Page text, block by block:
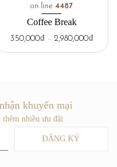
on line 4487
Coffee Break
350,000₫ – 2,980,000₫
khuyến mại
thêm nhiều ưu đãi
ĐĂNG KÝ